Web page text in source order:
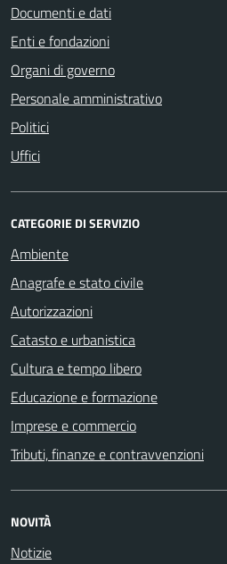
Documenti e dati
Enti e fondazioni
Organi di governo
Personale amministrativo
Politici
Uffici
CATEGORIE DI SERVIZIO
Ambiente
Anagrafe e stato civile
Autorizzazioni
Catasto e urbanistica
Cultura e tempo libero
Educazione e formazione
Imprese e commercio
Tributi, finanze e contravvenzioni
NOVITÀ
Notizie